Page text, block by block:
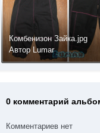
Комбенизон Зайка.jpg
Автор Lumar
0 комментарий
Комментариев нет